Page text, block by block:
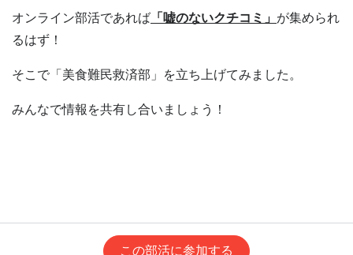
オンライン部活であれば 「嘘のないクチコミ」 が集められ
るはず！
そこで「美食難民救済部」を立ち上げてみました。
みんなで情報を共有し合いましょう！
この部活に参加する